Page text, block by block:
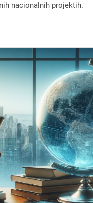
nacionalnih projektih.